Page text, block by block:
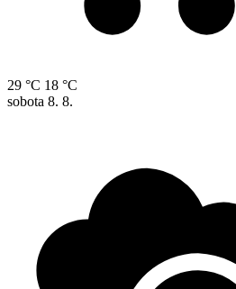
29 °C 18 °C
sobota 8. 8.